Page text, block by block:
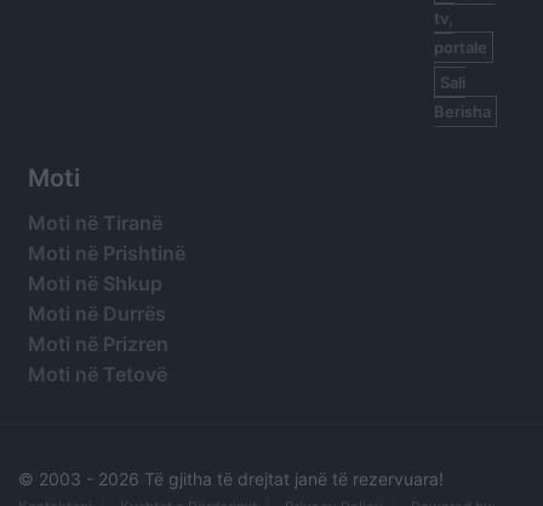
tv,
portale
Sali
Berisha
Moti
Moti në Tiranë
Moti në Prishtinë
Moti në Shkup
Moti në Durrës
Moti në Prizren
Moti në Tetovë
© 2003 - 2026 Të gjitha të drejtat janë të rezervuara!